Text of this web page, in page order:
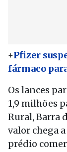
+Pfizer
fármaco
Os lances
1,9 milhões
Rural, Barra
valor chega
prédio